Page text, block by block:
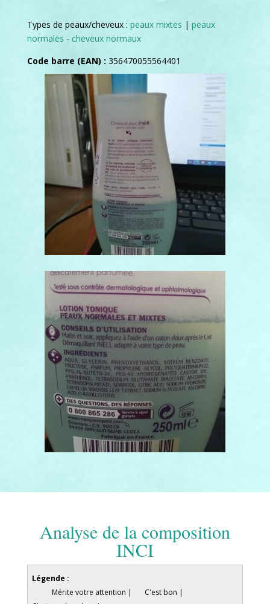
Types de peaux/cheveux : peaux mixtes | peaux
normales - cheveux normaux
Code barre (EAN) : 356470055564401
Analyse de la composition
INCI
Légende :
Mérite votre attention |
C'est bon |